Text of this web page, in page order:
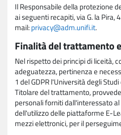
Il Responsabile della protezione
ai seguenti recapiti, via G. la Pira,
mail:privacy@adm.unifi.it.
Finalità del trattamento
Nel rispetto dei principi di liceità,
adeguatezza, pertinenza e
1 del GDPR l'Università degli
Titolare del trattamento,
personali forniti dall'interessato
dell'utilizzo delle piattaforme E-
mezzi elettronici, per il